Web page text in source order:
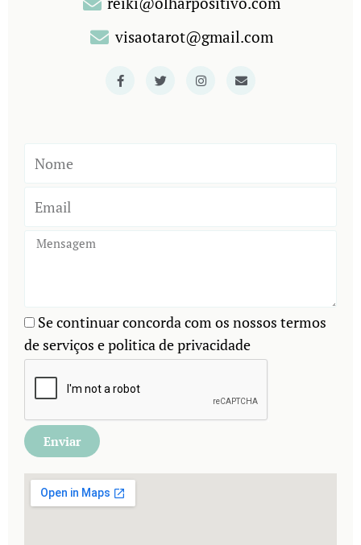
visaotarot@gmail.com
Se continuar concorda com os nossos termos
de serviços e politica de privacidade
Enviar